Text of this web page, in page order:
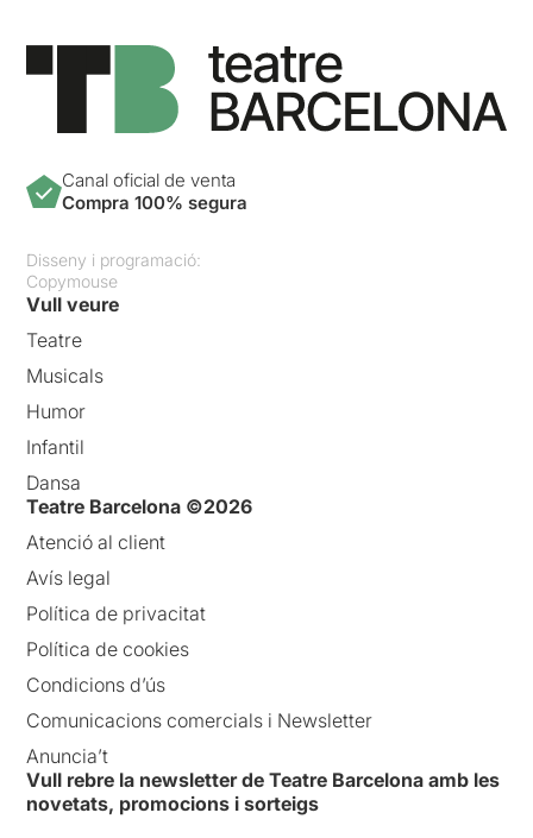
Canal oficial de venta
Compra 100% segura
Disseny i programació:
Copymouse
Vull veure
Teatre
Musicals
Humor
Infantil
Dansa
Teatre Barcelona ©2026
Atenció al client
Avís legal
Política de privacitat
Política de cookies
Condicions d’ús
Comunicacions comercials i Newsletter
Anuncia’t
Vull rebre la newsletter de Teatre Barcelona amb les
novetats, promocions i sorteigs